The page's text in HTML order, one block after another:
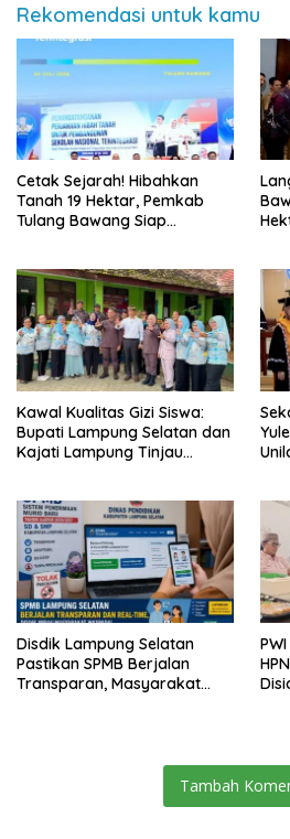
Rekomendasi untuk kamu
Cetak Sejarah! Hibahkan
Tanah 19 Hektar, Pemkab
Tulang Bawang Siap
Lampung
Kawal Kualitas Gizi Siswa:
Bupati Lampung Selatan dan
Kajati Lampung Tinjau
Disdik Lampung Selatan
Pastikan SPMB Berjalan
Transparan, Masyarakat
Tambah